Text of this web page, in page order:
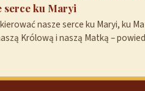
serce ku Maryi
nasze serce ku Maryi, ku
Królową i naszą Matką –